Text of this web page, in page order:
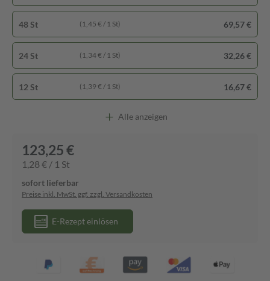
48 St (1,45 € / 1 St) 69,57 €
24 St (1,34 € / 1 St) 32,26 €
12 St (1,39 € / 1 St) 16,67 €
Alle anzeigen
123,25 €
1,28 € / 1 St
sofort lieferbar
Preise inkl. MwSt. ggf. zzgl. Versandkosten
E-Rezept einlösen